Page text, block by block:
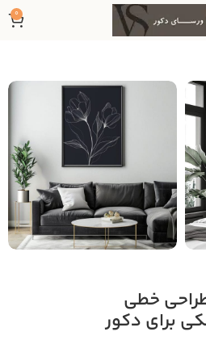
0
طراحی خطی
برای دکور